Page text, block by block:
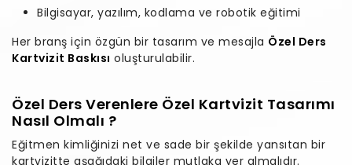
Bilgisayar, yazılım, kodlama ve robotik eğitimi
Her branş için özgün bir tasarım ve mesajla Özel Ders
Kartvizit Baskısı oluşturulabilir.
Özel Ders Verenlere Özel Kartvizit Tasarımı
Nasıl Olmalı ?
Eğitmen kimliğinizi net ve sade bir şekilde yansıtan bir
kartvizitte aşağıdaki bilgiler mutlaka yer almalıdır.